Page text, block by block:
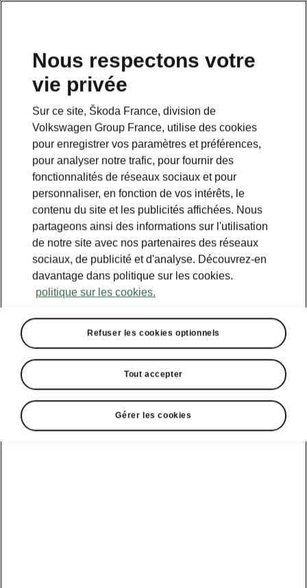
Nous respectons votre
vie privée
Sur ce site, Škoda France, division de
Volkswagen Group France, utilise des cookies
pour enregistrer vos paramètres et préférences,
pour analyser notre trafic, pour fournir des
fonctionnalités de réseaux sociaux et pour
personnaliser, en fonction de vos intérêts, le
contenu du site et les publicités affichées. Nous
partageons ainsi des informations sur l'utilisation
de notre site avec nos partenaires des réseaux
sociaux, de publicité et d'analyse. Découvrez-en
davantage dans politique sur les cookies.
politique sur les cookies.
Refuser les cookies optionnels
Tout accepter
Gérer les cookies